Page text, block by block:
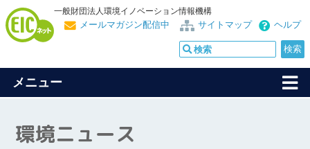
一般財団法人環境イノベーション情報機構
ヘルプ
サイトマップ
メールマガジン配信中
メニュー
環境ニュース